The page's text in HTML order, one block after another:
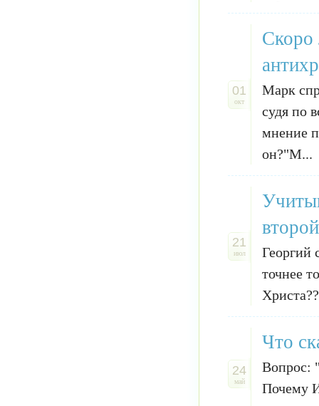
01
окт
Скоро
Марк
судя по
мнение
он?"М...
21
июл
Георгий
точнее
24
май
Что
Вопрос:
Почему